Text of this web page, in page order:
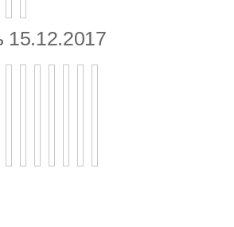
15.12.2017